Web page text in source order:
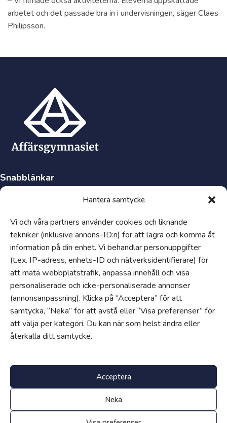
Hantera samtycke
Vi och våra partners använder cookies och liknande
tekniker (inklusive annons-ID:n) för att lagra och komma åt
information på din enhet. Vi behandlar personuppgifter
(t.ex. IP-adress, enhets-ID och nätverksidentifierare) för
att mäta webbplatstrafik, anpassa innehåll och visa
personaliserade och icke-personaliserade annonser
(annonsanpassning). Klicka på “Acceptera” för att
samtycka, “Neka” för att avstå eller “Visa preferenser” för
att välja per kategori. Du kan när som helst ändra eller
återkalla ditt samtycke.
Acceptera
Neka
arbetet och det passade bra in i undervisningen, säger Claes
Philipsson.
Snabblänkar
Tillgänglighetsredogörelse
Hantering av personuppgifter och cookies
Uppförandekod
Om
Våra skolor
Jobba hos oss
Edukatus Alliance
Progress
föräldrar.Klicka här för att logga in.